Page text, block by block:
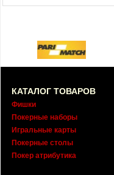
КАТАЛОГ ТОВАРОВ
Фишки
Покерные наборы
Игральные карты
Покерные столы
Покер атрибутика